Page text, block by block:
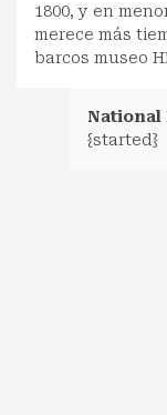
1800, y en
merece más
barcos museo
National
{started}